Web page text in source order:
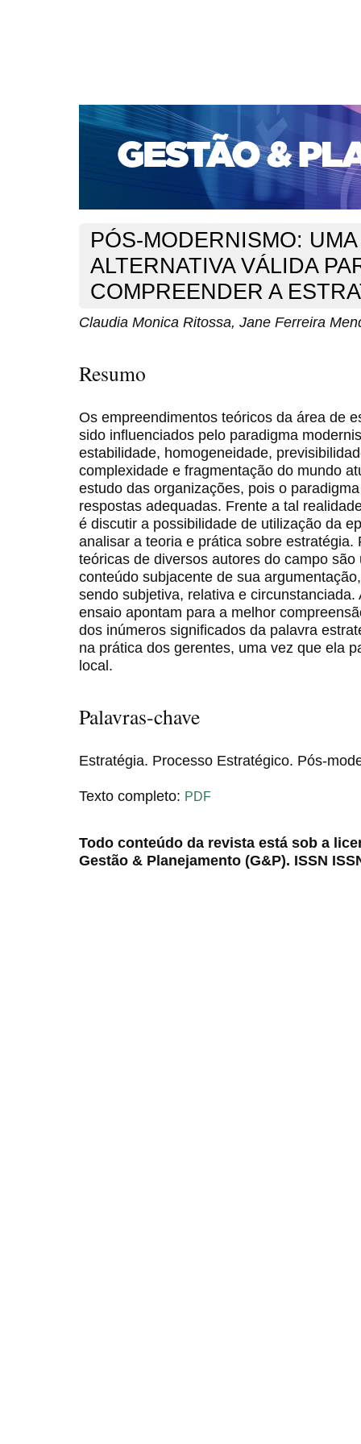
CAPA SOBRE ACESSO CADASTRO
PORTAL DE REVISTAS DA UNIFACS
SUBMISSÕES
PARA SUBMISSÃO DE ARTIGOS
TUTORIAL PARA
Capa Ritossa
PÓS-MODERNISMO: UMA
ALTERNATIVA VÁLIDA
COMPREENDER A
Claudia Monica Ritossa, Jane Ferreira
Resumo
Os empreendimentos teóricos da área de
sido influenciados pelo paradigma
estabilidade, homogeneidade,
complexidade e fragmentação do mundo
estudo das organizações, pois o
respostas adequadas. Frente a tal
é discutir a possibilidade de utilização da
analisar a teoria e prática sobre estratégia.
teóricas de diversos autores do campo
conteúdo subjacente de sua
sendo subjetiva, relativa e
ensaio apontam para a melhor
dos inúmeros significados da palavra
na prática dos gerentes, uma vez que ela
local.
Palavras-chave
Estratégia. Processo Estratégico. Pós-
Texto completo: PDF
Todo conteúdo da revista está sob a
Gestão & Planejamento (G&P). ISSN